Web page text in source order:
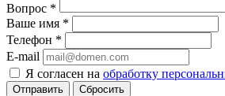
Вопрос *
Ваше имя *
Телефон *
E-mail
Я согласен на обработку
Сбросить